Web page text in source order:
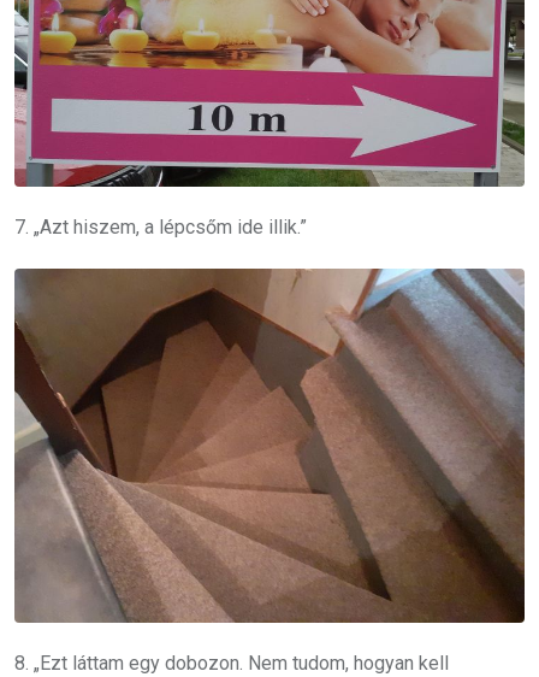
7. „Azt hiszem, a lépcsőm ide illik.”
8. „Ezt láttam egy dobozon. Nem tudom, hogyan kell